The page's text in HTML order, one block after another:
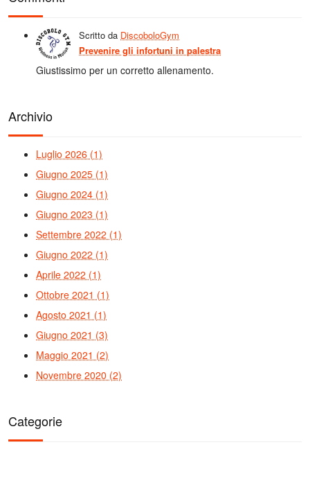
Scritto da DiscoboloGym
Prevenire gli infortuni in palestra
Giustissimo per un corretto allenamento.
Archivio
Luglio 2026 (1)
Giugno 2025 (1)
Giugno 2024 (1)
Giugno 2023 (1)
Settembre 2022 (1)
Giugno 2022 (1)
Aprile 2022 (1)
Ottobre 2021 (1)
Agosto 2021 (1)
Giugno 2021 (3)
Maggio 2021 (2)
Novembre 2020 (2)
Categorie